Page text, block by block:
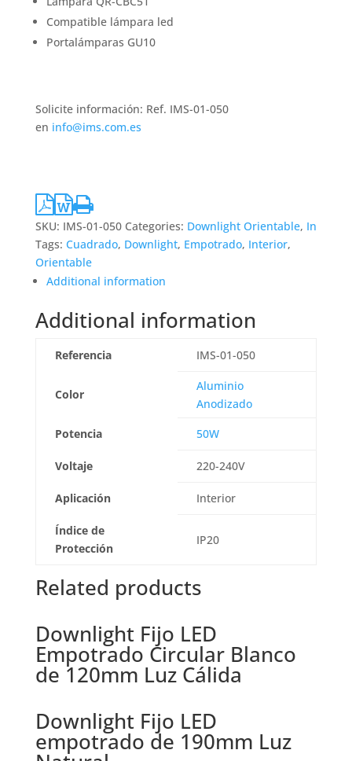
Compatible lámpara led
Portalámparas GU10
Solicite información: Ref. IMS-01-050
en info@ims.com.es
SKU: IMS-01-050 Categories: Downlight Orientable, In
Tags: Cuadrado, Downlight, Empotrado, Interior,
Orientable
Additional information
Additional information
Referencia IMS-01-050
Color
Aluminio
Anodizado
Potencia
50W
Voltaje 220-240V
Aplicación Interior
Índice de
Protección
IP20
Related products
Downlight Fijo LED
Empotrado Circular Blanco
de 120mm Luz Cálida
Downlight Fijo LED
empotrado de 190mm Luz